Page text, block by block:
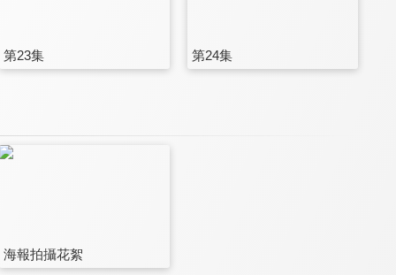
第23集 第24集
海報拍攝花絮